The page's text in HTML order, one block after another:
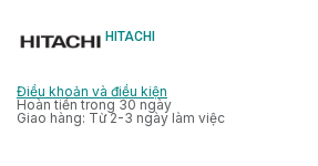
HITACHI
Điều khoản và điều kiện
Hoàn tiền trong 30 ngày
Giao hàng: Từ 2-3 ngày làm việc